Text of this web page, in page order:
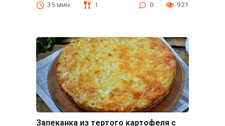
35 мин. 1 0 921
Зaпeкaнкa из тeртого кaртофeля с